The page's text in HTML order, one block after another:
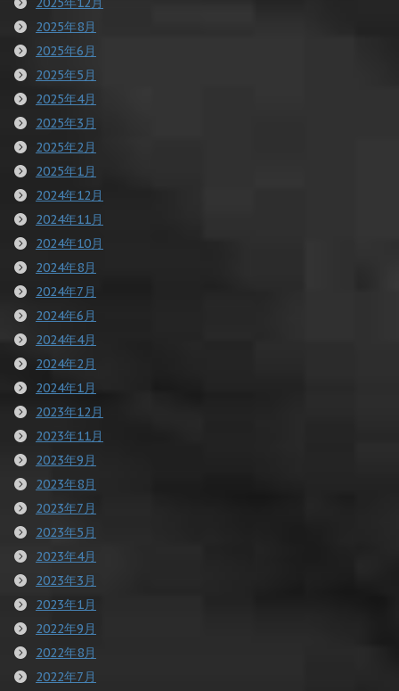
2025年8月
2025年6月
2025年5月
2025年4月
2025年3月
2025年2月
2025年1月
2024年12月
2024年11月
2024年10月
2024年8月
2024年7月
2024年6月
2024年4月
2024年2月
2024年1月
2023年12月
2023年11月
2023年9月
2023年8月
2023年7月
2023年5月
2023年4月
2023年3月
2023年1月
2022年9月
2022年8月
2022年7月